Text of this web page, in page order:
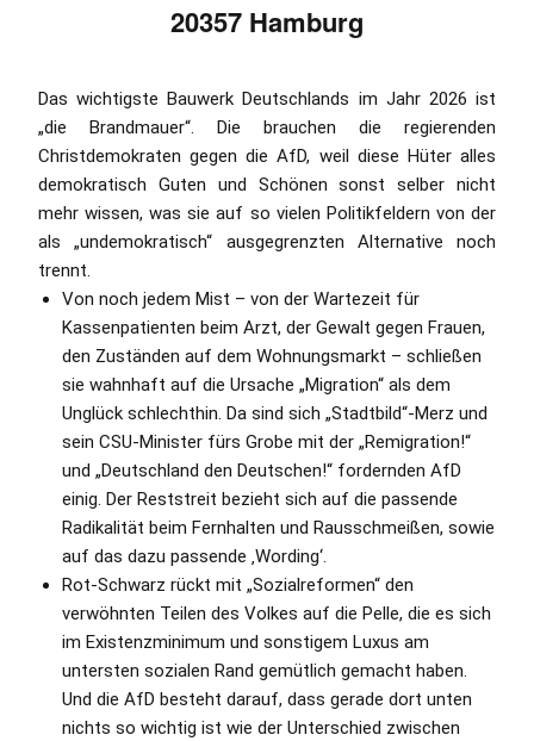
20357 Hamburg
Das wichtigste Bauwerk Deutschlands im Jahr 2026 ist
„die Brandmauer“. Die brauchen die regierenden
Christdemokraten gegen die AfD, weil diese Hüter alles
demokratisch Guten und Schönen sonst selber nicht
mehr wissen, was sie auf so vielen Politikfeldern von der
als „undemokratisch“ ausgegrenzten Alternative noch
trennt.
Von noch jedem Mist – von der Wartezeit für
Kassenpatienten beim Arzt, der Gewalt gegen Frauen,
den Zuständen auf dem Wohnungsmarkt – schließen
sie wahnhaft auf die Ursache „Migration“ als dem
Unglück schlechthin. Da sind sich „Stadtbild“-Merz und
sein CSU-Minister fürs Grobe mit der „Remigration!“
und „Deutschland den Deutschen!“ fordernden AfD
einig. Der Reststreit bezieht sich auf die passende
Radikalität beim Fernhalten und Rausschmeißen, sowie
auf das dazu passende ‚Wording‘.
Rot-Schwarz rückt mit „Sozialreformen“ den
verwöhnten Teilen des Volkes auf die Pelle, die es sich
im Existenzminimum und sonstigem Luxus am
untersten sozialen Rand gemütlich gemacht haben.
Und die AfD besteht darauf, dass gerade dort unten
nichts so wichtig ist wie der Unterschied zwischen